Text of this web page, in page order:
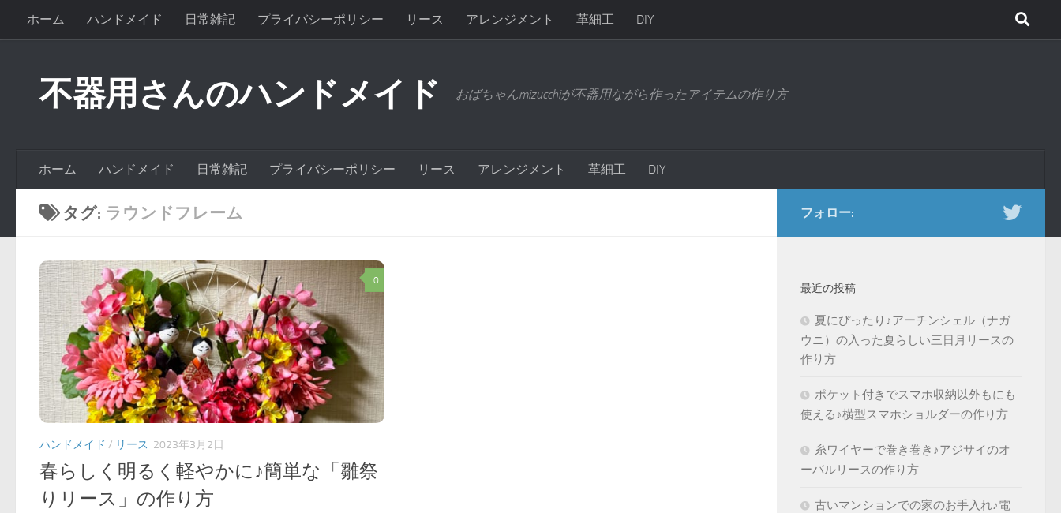
ホーム ハンドメイド 日常雑記 プライバシーポリシー リース アレンジメント 革細工 DIY
不器用さんのハンドメイド おばちゃんmizucchiが不器用ながら作ったアイテムの作り方
ホーム ハンドメイド 日常雑記 プライバシーポリシー リース アレンジメント 革細工 DIY
タグ: ラウンドフレーム
0
ハンドメイド / リース 2023年3月2日
春らしく明るく軽やかに♪簡単な「雛祭
りリース」の作り方
フォロー:
最近の投稿
夏にぴったり♪アーチンシェル（ナガ
ウニ）の入った夏らしい三日月リースの
作り方
ポケット付きでスマホ収納以外もにも
使える♪横型スマホショルダーの作り方
糸ワイヤーで巻き巻き♪アジサイのオ
ーバルリースの作り方
古いマンションでの家のお手入れ♪電